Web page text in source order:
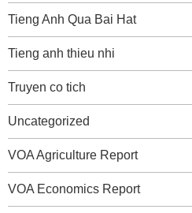
Tieng Anh Qua Bai Hat
Tieng anh thieu nhi
Truyen co tich
Uncategorized
VOA Agriculture Report
VOA Economics Report